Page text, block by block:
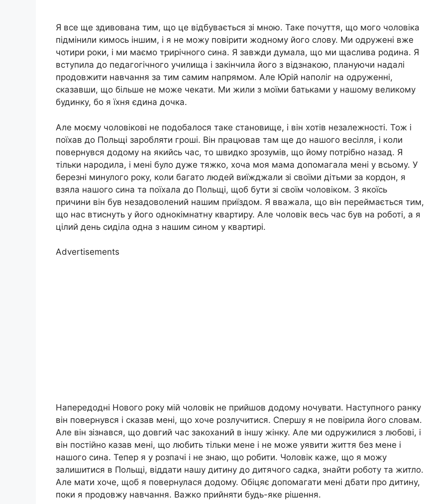
Я все ще здивована тим, що це відбувається зі мною. Таке почуття, що мого чоловіка
підмінили кимось іншим, і я не можу повірити жодному його слову. Ми одружені вже
чотири роки, і ми маємо трирічного сина. Я завжди думала, що ми щаслива родина. Я
вступила до педагогічного училища і закінчила його з відзнакою, плануючи надалі
продовжити навчання за тим самим напрямом. Але Юрій наполіг на одруженні,
сказавши, що більше не може чекати. Ми жили з моїми батьками у нашому великому
будинку, бо я їхня єдина дочка.
Але моєму чоловікові не подобалося таке становище, і він хотів незалежності. Тож і
поїхав до Польщі заробляти гроші. Він працював там ще до нашого весілля, і коли
повернувся додому на якийсь час, то швидко зрозумів, що йому потрібно назад. Я
тільки народила, і мені було дуже тяжко, хоча моя мама допомагала мені у всьому. У
березні минулого року, коли багато людей виїжджали зі своїми дітьми за кордон, я
взяла нашого сина та поїхала до Польщі, щоб бути зі своїм чоловіком. З якоїсь
причини він був незадоволений нашим приїздом. Я вважала, що він переймається тим,
що нас втиснуть у його однокімнатну квартиру. Але чоловік весь час був на роботі, а я
цілий день сиділа одна з нашим сином у квартирі.
Advertisements
Напередодні Нового року мій чоловік не прийшов додому ночувати. Наступного ранку
він повернувся і сказав мені, що хоче розлучитися. Спершу я не повірила його словам.
Але він зізнався, що довгий час закоханий в іншу жінку. Але ми одружилися з любові, і
він постійно казав мені, що любить тільки мене і не може уявити життя без мене і
нашого сина. Тепер я у розпачі і не знаю, що робити. Чоловік каже, що я можу
залишитися в Польщі, віддати нашу дитину до дитячого садка, знайти роботу та житло.
Але мати хоче, щоб я повернулася додому. Обіцяє допомагати мені дбати про дитину,
поки я продовжу навчання. Важко прийняти будь-яке рішення.